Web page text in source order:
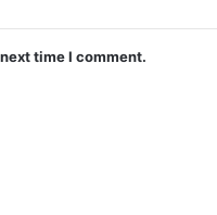
time I comment.